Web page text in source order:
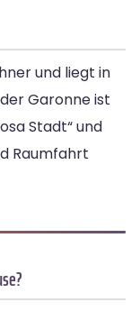
und liegt in
Garonne ist
Stadt“ und
Raumfahrt